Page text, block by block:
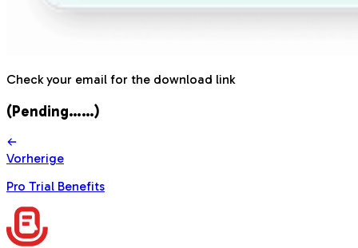
Check your email for the download link
(Pending……)
Vorherige
Pro Trial Benefits